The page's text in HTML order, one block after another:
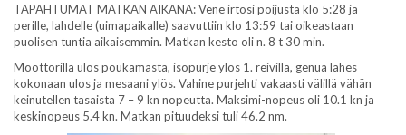
TAPAHTUMAT MATKAN AIKANA: Vene irtosi poijusta klo 5:28 ja
perille, lahdelle (uimapaikalle) saavuttiin klo 13:59 tai oikeastaan
puolisen tuntia aikaisemmin. Matkan kesto oli n. 8 t 30 min.
Moottorilla ulos poukamasta, isopurje ylös 1. reivillä, genua lähes
kokonaan ulos ja mesaani ylös. Vahine purjehti vakaasti välillä vähän
keinutellen tasaista 7 – 9 kn nopeutta. Maksimi-nopeus oli 10.1 kn ja
keskinopeus 5.4 kn. Matkan pituudeksi tuli 46.2 nm.